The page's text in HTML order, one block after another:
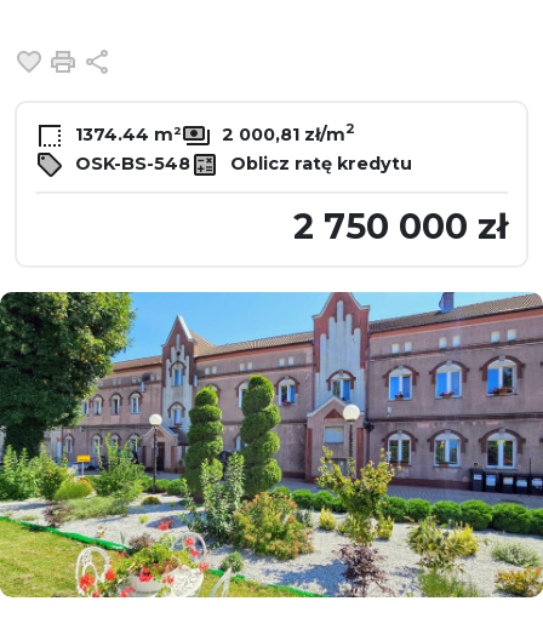
Dodaj do ulubionych
Drukuj
1374.44 m² 2 000,81 zł/m2
OSK-BS-548 Oblicz ratę kredytu
2 750 000 zł